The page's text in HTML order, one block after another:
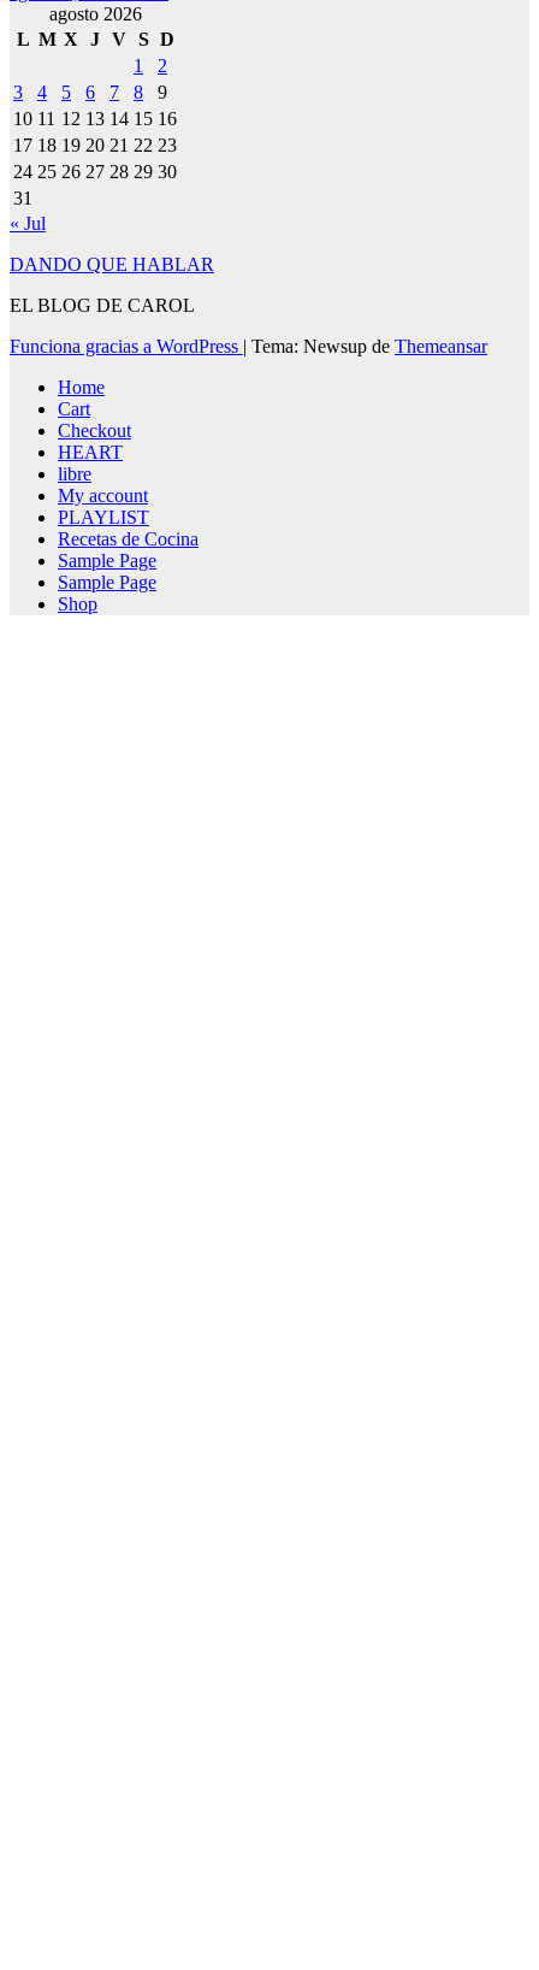
agosto 2026
L M X J V S D
1
2
3
4 5 6 7 8
9
10 11 12 13 14 15 16
17 18 19 20 21 22 23
24 25 26 27 28 29 30
31
« Jul
DANDO QUE HABLAR
EL BLOG DE CAROL
Funciona gracias a WordPress | Tema: Newsup de Themeansar
Home
Cart
Checkout
HEART
libre
My account
PLAYLIST
Recetas de Cocina
Sample Page
Sample Page
Shop